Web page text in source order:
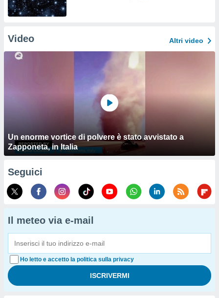
Video Altri video
Un enorme vortice di polvere è stato avvistato a
Zapponeta, in Italia
Seguici
Il meteo via e-mail
Ho letto e accetto la politica sulla privacy